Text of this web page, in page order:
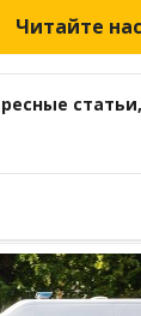
Читайте